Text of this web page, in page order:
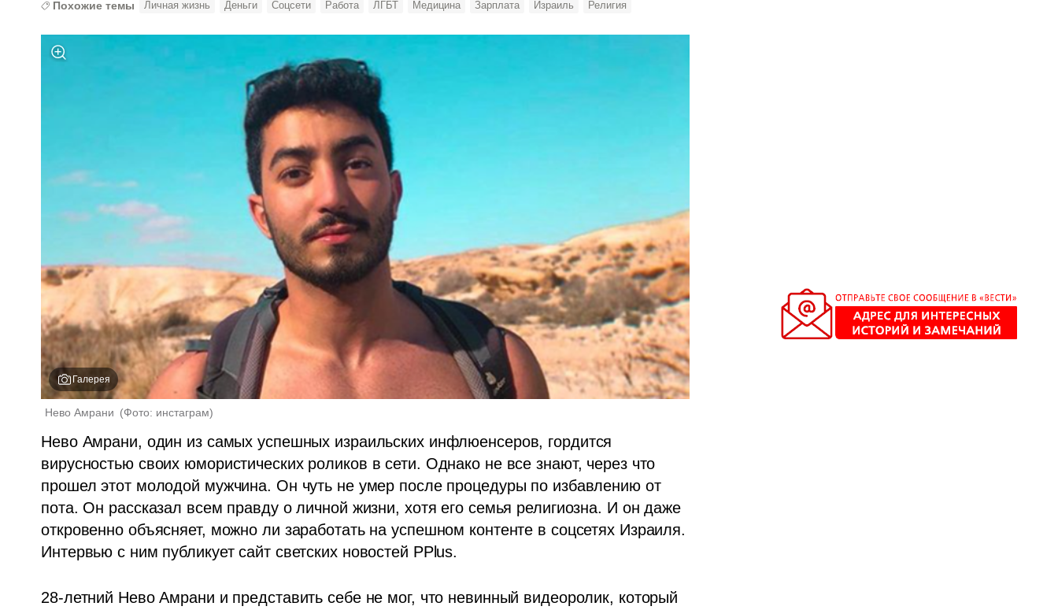
Похожие темы Личная жизнь Деньги Соцсети Работа ЛГБТ Медицина Зарплата Израиль Религия
Галерея
Нево Амрани (Фото: инстаграм)
Нево Амрани, один из самых успешных израильских инфлюенсеров, гордится
вирусностью своих юмористических роликов в сети. Однако не все знают, через что
прошел этот молодой мужчина. Он чуть не умер после процедуры по избавлению от
пота. Он рассказал всем правду о личной жизни, хотя его семья религиозна. И он даже
откровенно объясняет, можно ли заработать на успешном контенте в соцсетях Израиля.
Интервью с ним публикует сайт светских новостей PPlus.
28-летний Нево Амрани и представить себе не мог, что невинный видеоролик, который